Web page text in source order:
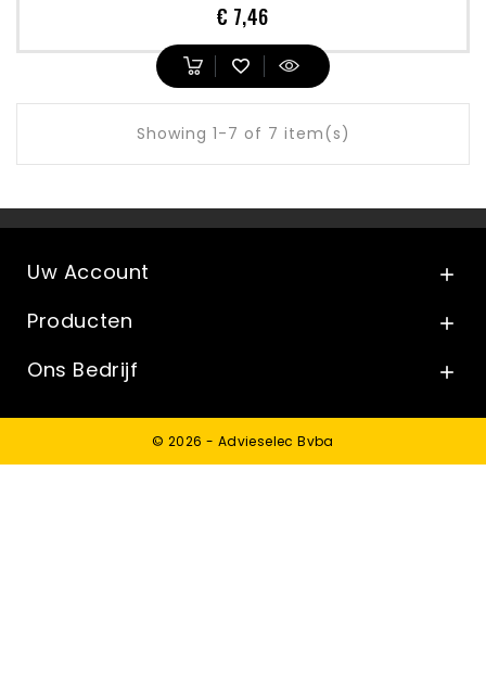
€ 7,46Prijs
Showing 1-7 of 7 item(s)
Uw Account 
Producten 
Ons Bedrijf 
© 2026 - Advieselec Bvba